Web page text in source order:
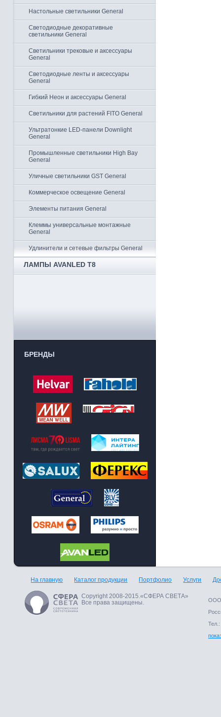
Настольные светильники General
Светодиодные декоративные
светильники General
Светильники трековые и аксессуары
General
Светодиодные ленты и аксессуары
General
Гибкий Неон и аксессуары General
Светильники для растений FITO General
Ультратонкие LED-панели Downlight
General
Промышленные светильники High Bay
General
Уличные светильники GST General
Коммерческое освещение General
Элементы питания General
Клеммы универсальные монтажные
General
Удлинители и сетевые фильтры General
ЛАМПЫ AVANLED T8
БРЕНДЫ
На главную Каталог продукции Портфолио Услуги
Copyright 2008-2015.«СФЕРА СВЕТА»
Все права защищены.
ООО